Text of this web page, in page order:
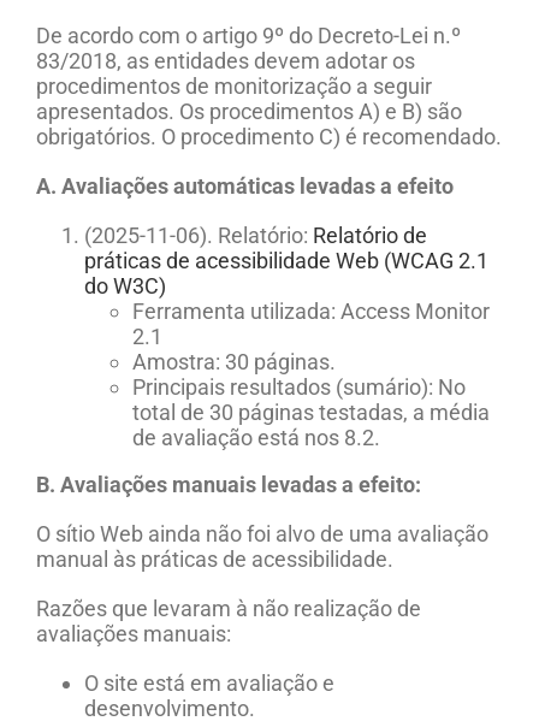
De acordo com o artigo 9º do Decreto-Lei n.º
83/2018, as entidades devem adotar os
procedimentos de monitorização a seguir
apresentados. Os procedimentos A) e B) são
obrigatórios. O procedimento C) é recomendado.
A. Avaliações automáticas levadas a efeito
(2025-11-06). Relatório: Relatório de
práticas de acessibilidade Web (WCAG 2.1
do W3C)
Ferramenta utilizada: Access Monitor
2.1
Amostra: 30 páginas.
Principais resultados (sumário): No
total de 30 páginas testadas, a média
de avaliação está nos 8.2.
B. Avaliações manuais levadas a efeito:
O sítio Webainda não foi alvo de uma avaliação
manual às práticas de acessibilidade.
Razões que levaram à não realização de
avaliações manuais:
O site está em avaliação e
desenvolvimento.